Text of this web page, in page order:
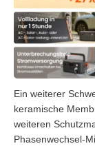
Ein weiterer
keramische
weiteren
Phasenwechsel-